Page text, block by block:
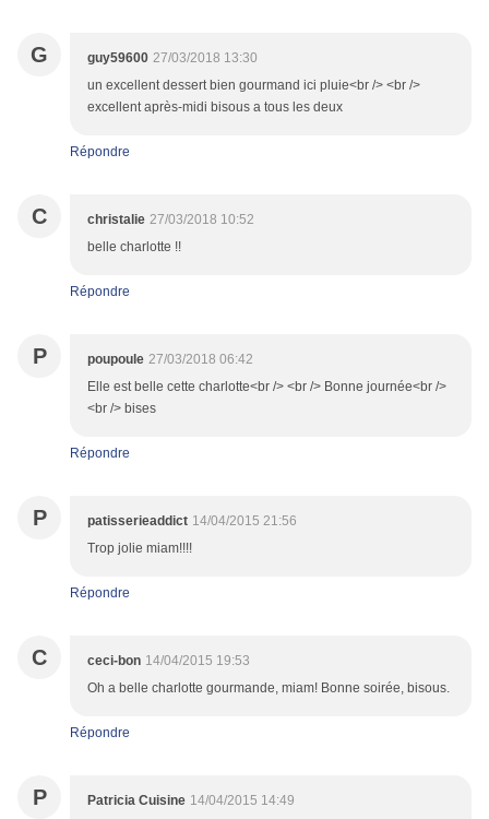
G guy59600 27/03/2018 13:30
un excellent dessert bien gourmand ici pluie<br /> <br />
excellent après-midi bisous a tous les deux
Répondre
C christalie 27/03/2018 10:52
belle charlotte !!
Répondre
P poupoule 27/03/2018 06:42
Elle est belle cette charlotte<br /> <br /> Bonne journée<br />
<br /> bises
Répondre
P patisserieaddict 14/04/2015 21:56
Trop jolie miam!!!!
Répondre
C ceci-bon 14/04/2015 19:53
Oh a belle charlotte gourmande, miam! Bonne soirée, bisous.
Répondre
P Patricia Cuisine 14/04/2015 14:49